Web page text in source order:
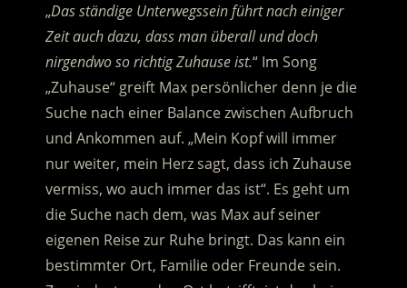
„Das ständige Unterwegssein führt nach einiger
Zeit auch dazu, dass man überall und doch
nirgendwo so richtig Zuhause ist.“ Im Song
„Zuhause“ greift Max persönlicher denn je die
Suche nach einer Balance zwischen Aufbruch
und Ankommen auf. „Mein Kopf will immer
nur weiter, mein Herz sagt, dass ich Zuhause
vermiss, wo auch immer das ist“. Es geht um
die Suche nach dem, was Max auf seiner
eigenen Reise zur Ruhe bringt. Das kann ein
bestimmter Ort, Familie oder Freunde sein.